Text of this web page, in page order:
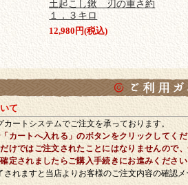
土起こし鍬 刃の重さ約
１．３キロ
12,980円(税込)
て
カートシステムでご注文を承っております。
カートへ入れる」のボタンをクリックしてくだ
けではご注文されたことにはなりませんので
定されましたらご購入手続きにお進みください
されますと当店よりお客様のご注文内容の確認